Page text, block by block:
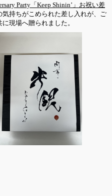
Party「Keep Shinin’」お祝い差
持ちがこめられた差し入れが、ご
現場へ贈られました。